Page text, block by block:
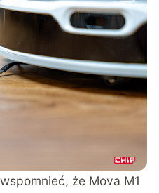
że Mova M1